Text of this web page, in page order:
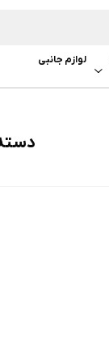
لوازم جانبی